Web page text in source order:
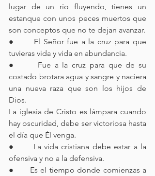
lugar de un río fluyendo, tienes un
estanque con unos peces muertos que
son conceptos que no te dejan avanzar.
●      El Señor fue a la cruz para que
tuvieras vida y vida en abundancia.
●      Fue a la cruz para que de su
costado brotara agua y sangre y naciera
una nueva raza que son los hijos de
Dios.
La iglesia de Cristo es lámpara cuando
hay oscuridad, debe ser victoriosa hasta
el día que Él venga.
●      La vida cristiana debe estar a la
ofensiva y no a la defensiva.
●      Es el tiempo donde comienzas a